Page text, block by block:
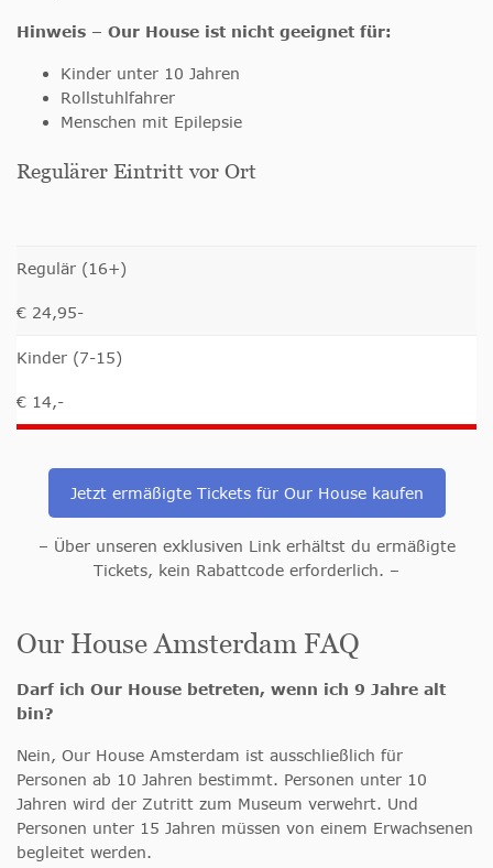
Hinweis – Our House ist nicht geeignet für:
Kinder unter 10 Jahren
Rollstuhlfahrer
Menschen mit Epilepsie
Regulärer Eintritt vor Ort
Regulär (16+)
€ 24,95-
Kinder (7-15)
€ 14,-
Jetzt ermäßigte Tickets für Our House kaufen
– Über unseren exklusiven Link erhältst du ermäßigte
Tickets, kein Rabattcode erforderlich. –
Our House Amsterdam FAQ
Darf ich Our House betreten, wenn ich 9 Jahre alt
bin?
Nein, Our House Amsterdam ist ausschließlich für
Personen ab 10 Jahren bestimmt. Personen unter 10
Jahren wird der Zutritt zum Museum verwehrt. Und
Personen unter 15 Jahren müssen von einem Erwachsenen
begleitet werden.